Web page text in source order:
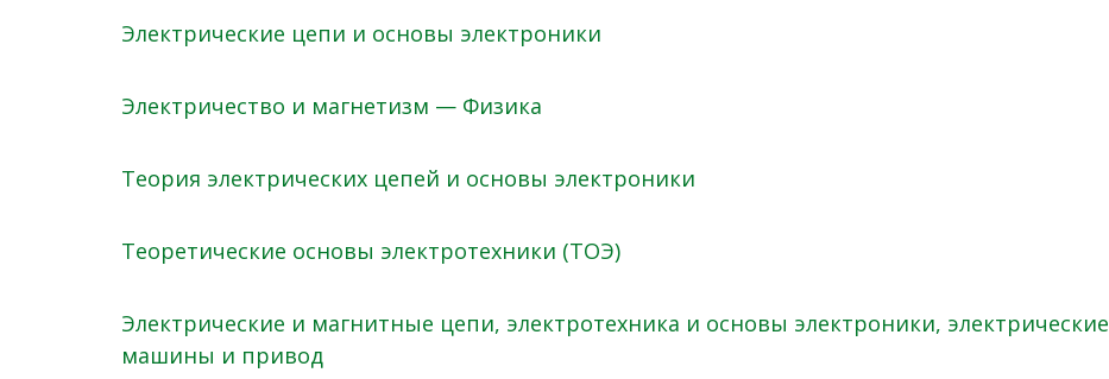
Электрические цепи и основы электроники
Электричество и магнетизм — Физика
Теория электрических цепей и основы электроники
Теоретические основы электротехники (ТОЭ)
Электрические и магнитные цепи, электротехника и основы электроники, электрические
машины и привод